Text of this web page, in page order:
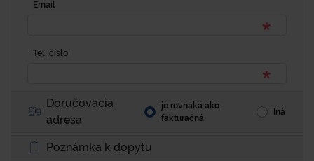
Email
Tel. číslo
Doručovacia
adresa
je rovnaká ako
fakturačná
Iná
Poznámka k dopytu